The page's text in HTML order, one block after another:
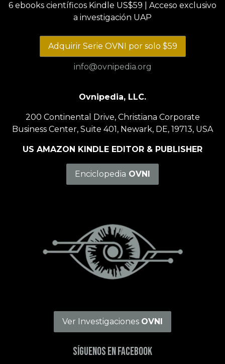
6 ebooks científicos Kindle US$59 | Acceso exclusivo
a investigación UAP
Adquirir Serie OVNI por solo $59
info@ovnipedia.org
Ovnipedia, LLC.
200 Continental Drive, Christiana Corporate
Business Center, Suite 401, Newark, DE, 19713, USA
US AMAZON KINDLE EDITOR & PUBLISHER
Enciclopedia OVNI
Ver Investigaciones OVNI
Síguenos en Facebook